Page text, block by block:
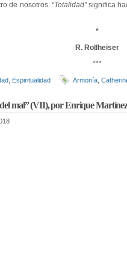
de nosotros. “Totalidad”significa
*
R. Rollheiser
***
Espiritualidad Armonía
mal” (VII), por Enrique